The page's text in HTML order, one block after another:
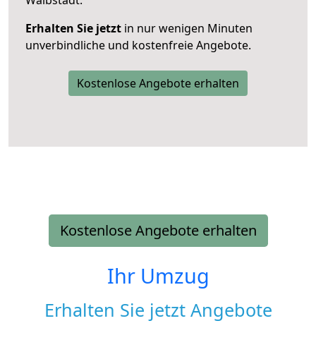
Erhalten Sie jetzt in nur wenigen Minuten
unverbindliche und kostenfreie Angebote.
Kostenlose Angebote erhalten
Kostenlose Angebote erhalten
Ihr Umzug
Erhalten Sie jetzt Angebote